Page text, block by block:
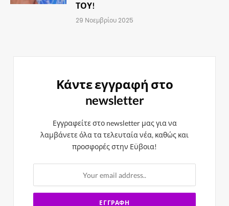
ΤΟΥ!
29 Νοεμβρίου 2025
Κάντε εγγραφή στο
newsletter
Εγγραφείτε στο newsletter μας για να
λαμβάνετε όλα τα τελευταία νέα, καθώς και
προσφορές στην Εϋβοια!